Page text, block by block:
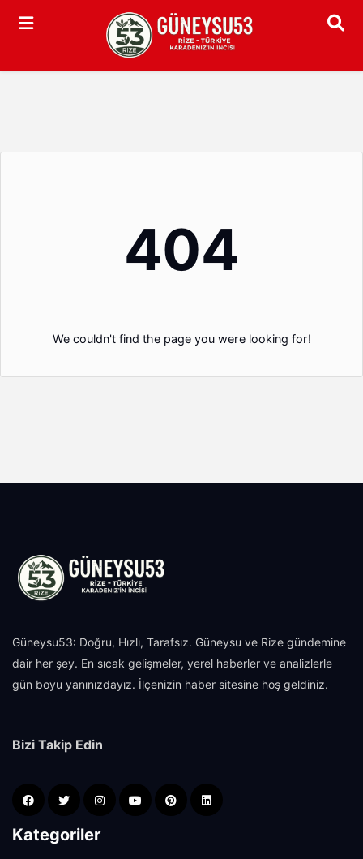
404
We couldn't find the page you were looking for!
Güneysu53: Doğru, Hızlı, Tarafsız. Güneysu ve Rize gündemine
dair her şey. En sıcak gelişmeler, yerel haberler ve analizlerle
gün boyu yanınızdayız. İlçenizin haber sitesine hoş geldiniz.
Bizi Takip Edin
Kategoriler